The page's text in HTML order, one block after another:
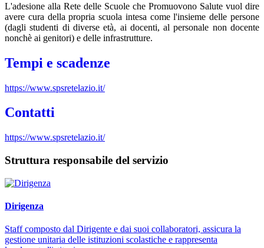
L'adesione alla Rete delle Scuole che Promuovono Salute vuol dire
avere cura della propria scuola intesa come l'insieme delle persone
(dagli studenti di diverse età, ai docenti, al personale non docente
nonchè ai genitori) e delle infrastrutture.
Tempi e scadenze
https://www.spsretelazio.it/
Contatti
https://www.spsretelazio.it/
Struttura responsabile del servizio
Dirigenza
Staff composto dal Dirigente e dai suoi collaboratori, assicura la
gestione unitaria delle istituzioni scolastiche e rappresenta